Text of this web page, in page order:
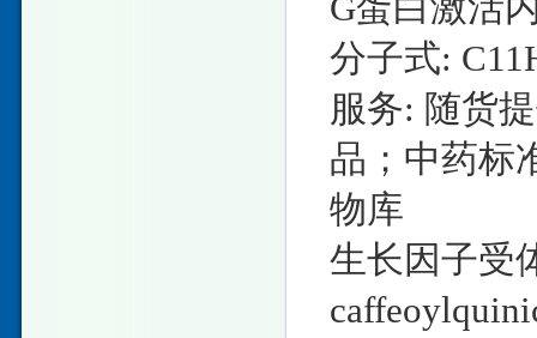
分子式:
服务: 随货
品；中药标
物库
生长因子受